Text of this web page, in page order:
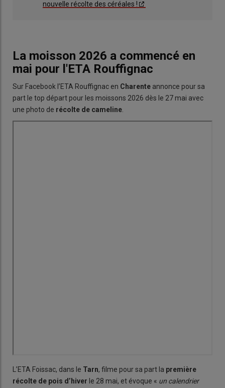
nouvelle récolte des céréales !
La moisson 2026 a commencé en
mai pour l'ETA Rouffignac
Sur Facebook l’ETA Rouffignac en Charente annonce pour sa
part le top départ pour les moissons 2026 dès le 27 mai avec
une photo de récolte de cameline.
L’ETA Foissac, dans le Tarn, filme pour sa part la première
récolte de pois d’hiver le 28 mai, et évoque « un calendrier